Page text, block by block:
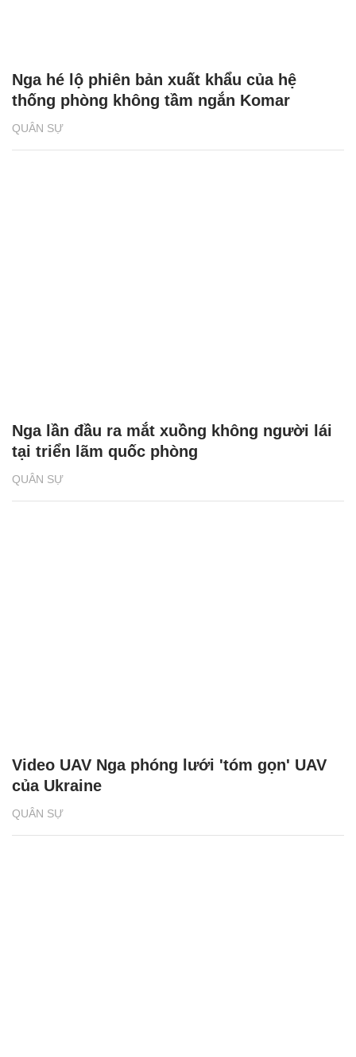
QUÂN SỰ
Nga hé lộ phiên bản xuất khẩu của hệ
thống phòng không tầm ngắn Komar
QUÂN SỰ
Nga lần đầu ra mắt xuồng không người lái
tại triển lãm quốc phòng
QUÂN SỰ
Video UAV Nga phóng lưới 'tóm gọn' UAV
của Ukraine